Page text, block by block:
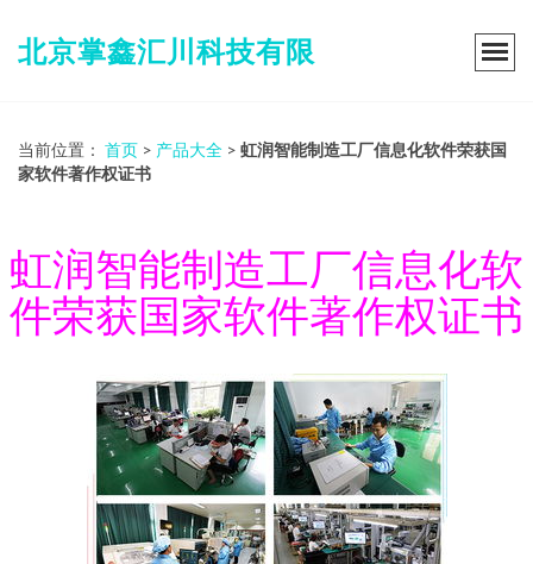
北京掌鑫汇川科技有限
当前位置： 首页 > 产品大全 > 虹润智能制造工厂信息化软件荣获国
家软件著作权证书
虹润智能制造工厂信息化软
件荣获国家软件著作权证书